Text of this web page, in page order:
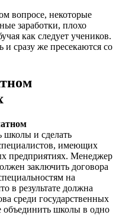
вопросе, некоторые
заработки, плохо
как следует учеников.
и сразу же пресекаются со
школы и сделать
имеющих
предприятиях. Менеджер
заключить договора
на
в результате должна
среди государственных
объединить школы в одно